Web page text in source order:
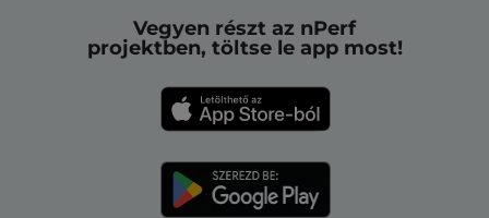
Vegyen részt az nPerf
projektben, töltse le app most!